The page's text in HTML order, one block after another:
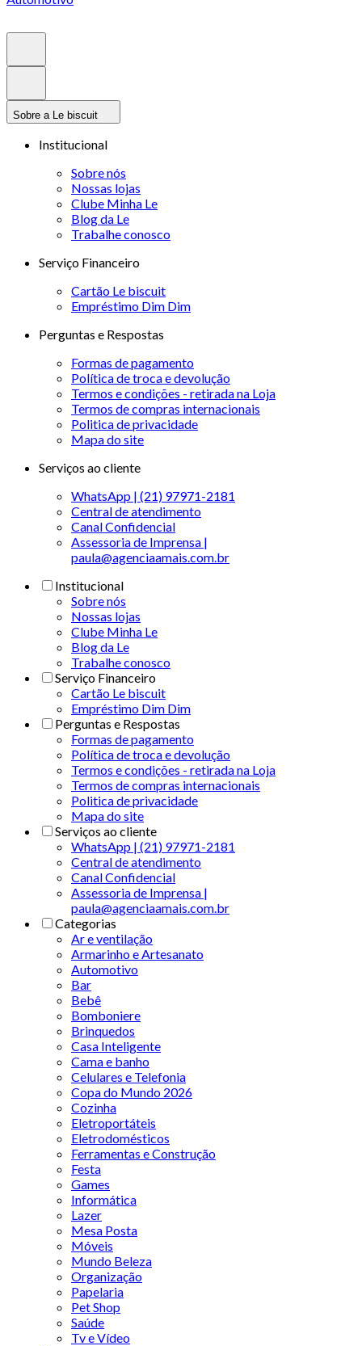
Sobre a Le biscuit
Institucional
Sobre nós
Nossas lojas
Clube Minha Le
Blog da Le
Trabalhe conosco
Serviço Financeiro
Cartão Le biscuit
Empréstimo Dim Dim
Perguntas e Respostas
Formas de pagamento
Política de troca e devolução
Termos e condições - retirada na Loja
Termos de compras internacionais
Politica de privacidade
Mapa do site
Serviços ao cliente
WhatsApp | (21) 97971-2181
Central de atendimento
Canal Confidencial
Assessoria de Imprensa |
paula@agenciaamais.com.br
Institucional
Sobre nós
Nossas lojas
Clube Minha Le
Blog da Le
Trabalhe conosco
Serviço Financeiro
Cartão Le biscuit
Empréstimo Dim Dim
Perguntas e Respostas
Formas de pagamento
Política de troca e devolução
Termos e condições - retirada na Loja
Termos de compras internacionais
Politica de privacidade
Mapa do site
Serviços ao cliente
WhatsApp | (21) 97971-2181
Central de atendimento
Canal Confidencial
Assessoria de Imprensa |
paula@agenciaamais.com.br
Categorias
Ar e ventilação
Armarinho e Artesanato
Automotivo
Bar
Bebê
Bomboniere
Brinquedos
Casa Inteligente
Cama e banho
Celulares e Telefonia
Copa do Mundo 2026
Cozinha
Eletroportáteis
Eletrodomésticos
Ferramentas e Construção
Festa
Games
Informática
Lazer
Mesa Posta
Móveis
Mundo Beleza
Organização
Papelaria
Pet Shop
Saúde
Tv e Vídeo